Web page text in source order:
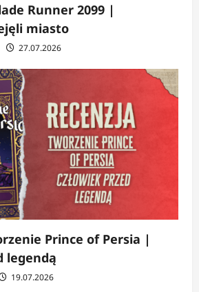
Runner 2099 |
miasto
27.07.2026
Prince of Persia |
legendą
19.07.2026